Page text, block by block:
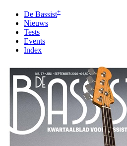
De Bassist+
Nieuws
Tests
Events
Index